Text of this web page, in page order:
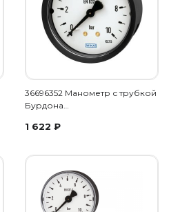
36696352 Манометр с трубкой
Бурдона…
1 622 ₽